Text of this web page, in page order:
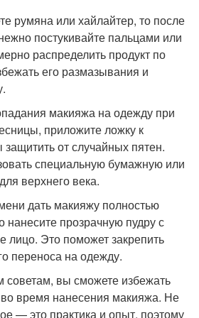
румяна или хайлайтер, то после
постукивайте пальцами или
распределить продукт по
его размазывания и
макияжа на одежду при
приложите ложку к
от случайных пятен.
специальную бумажную или
верхнего века.
дать макияжу полностью
нанесите прозрачную пудру с
лицо. Это поможет закрепить
переноса на одежду.
вы сможете избежать
время нанесения макияжа. Не
— это практика и опыт, поэтому